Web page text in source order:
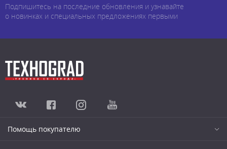
Подпишитесь на последние обновления и узнавайте
о новинках и специальных предложениях первыми
Помощь покупателю